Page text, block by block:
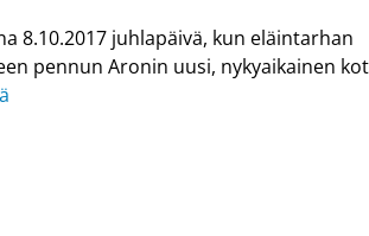
8.10.2017 juhlapäivä, kun eläintarhan
pennun Aronin uusi, nykyaikainen